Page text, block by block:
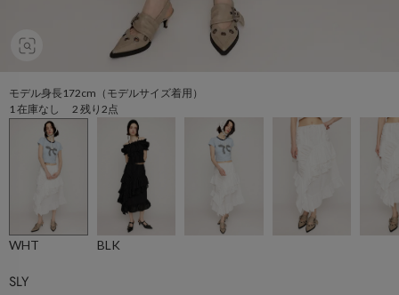
モデル身長172cm（モデルサイズ着用）
1 在庫なし 2 残り2点
WHT BLK
SLY